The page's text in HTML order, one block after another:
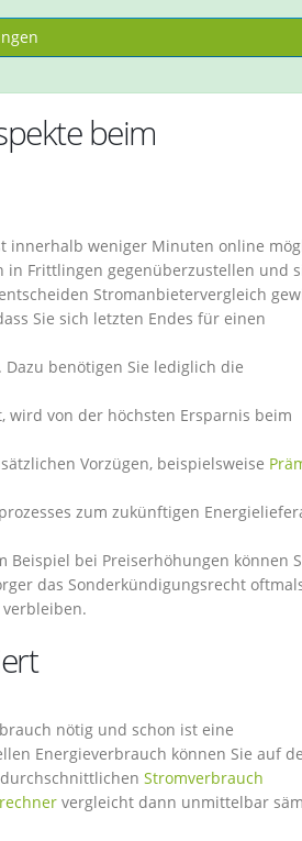
beim
innerhalb weniger Minuten online
Frittlingen gegenüberzustellen und
Stromanbietervergleich
Sie sich letzten Endes für einen
benötigen Sie lediglich die
wird von der höchsten Ersparnis beim
Vorzügen, beispielsweise
zum zukünftigen
bei Preiserhöhungen können
das Sonderkündigungsrecht
nötig und schon ist eine
Energieverbrauch können Sie auf
Stromverbrauch
vergleicht dann unmittelbar